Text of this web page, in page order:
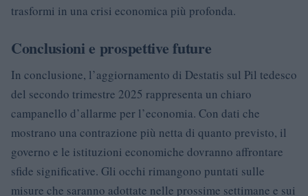
trasformi in una crisi economica più profonda.
Conclusioni e prospettive future
In conclusione, l’aggiornamento di Destatis sul Pil tedesco
del secondo trimestre 2025 rappresenta un chiaro
campanello d’allarme per l’economia. Con dati che
mostrano una contrazione più netta di quanto previsto, il
governo e le istituzioni economiche dovranno affrontare
sfide significative. Gli occhi rimangono puntati sulle
misure che saranno adottate nelle prossime settimane e sui